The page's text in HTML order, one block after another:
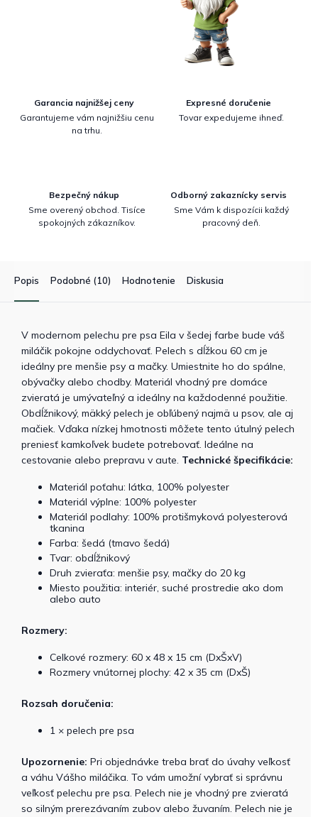
Garancia najnižšej ceny
Garantujeme vám najnižšiu cenu
na trhu.
Expresné doručenie
Tovar expedujeme ihneď.
Bezpečný nákup
Sme overený obchod. Tisíce
spokojných zákazníkov.
Odborný zakaznícky servis
Sme Vám k dispozícii každý
pracovný deň.
Popis Podobné (10) Hodnotenie Diskusia
V modernom pelechu pre psa Eila v šedej farbe bude váš
miláčik pokojne oddychovať. Pelech s dĺžkou 60 cm je
ideálny pre menšie psy a mačky. Umiestnite ho do spálne,
obývačky alebo chodby. Materiál vhodný pre domáce
zvieratá je umývateľný a ideálny na každodenné použitie.
Obdĺžnikový, mäkký pelech je obľúbený najmä u psov, ale aj
mačiek. Vďaka nízkej hmotnosti môžete tento útulný pelech
preniesť kamkoľvek budete potrebovať. Ideálne na
cestovanie alebo prepravu v aute. Technické špecifikácie:
Materiál poťahu: látka, 100% polyester
Materiál výplne: 100% polyester
Materiál podlahy: 100% protišmyková polyesterová
tkanina
Farba: šedá (tmavo šedá)
Tvar: obdĺžnikový
Druh zvieraťa: menšie psy, mačky do 20 kg
Miesto použitia: interiér, suché prostredie ako dom
alebo auto
Rozmery:
Celkové rozmery: 60 x 48 x 15 cm (DxŠxV)
Rozmery vnútornej plochy: 42 x 35 cm (DxŠ)
Rozsah doručenia:
1 × pelech pre psa
Upozornenie: Pri objednávke treba brať do úvahy veľkosť
a váhu Vášho miláčika. To vám umožní vybrať si správnu
veľkosť pelechu pre psa. Pelech nie je vhodný pre zvieratá
so silným prerezávaním zubov alebo žuvaním. Pelech nie je